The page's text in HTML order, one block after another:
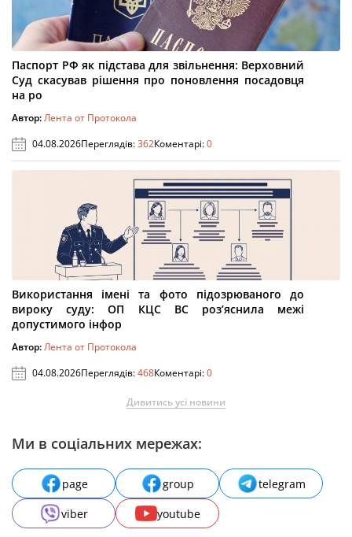
Паспорт РФ як підстава для звільнення: Верховний
Суд скасував рішення про поновлення посадовця
на ро
Автор:Лента от Протокола
04.08.2026Переглядів:362Коментарі:0
Використання імені та фото підозрюваного до
вироку суду: ОП КЦС ВС роз’яснила межі
допустимого інфор
Автор:Лента от Протокола
04.08.2026Переглядів:468Коментарі:0
Дивитись усі новини
Ми в соціальних мережах:
page group
telegram
viber
youtube